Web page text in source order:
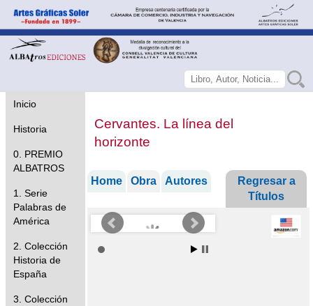
Inicio
Historia
0. PREMIO
ALBATROS
1. Serie
Palabras de
América
2. Colección
Historia de
España
3. Colección
Cervantes. La línea del
horizonte
Regresar a
Títulos
Home Obra Autores